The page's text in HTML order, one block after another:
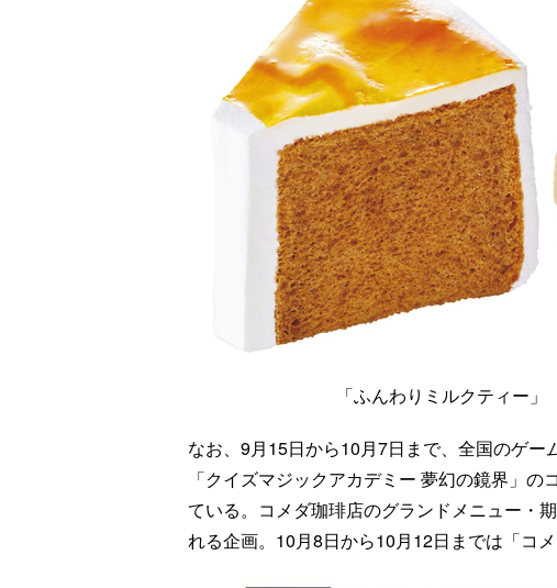
「ふんわりミルクティー
なお、9月15日から10月7日まで、全国のゲ
「クイズマジックアカデミー 夢幻の鏡界」
ている。コメダ珈琲店のグランドメニュー・
れる企画。10月8日から10月12日までは「コ